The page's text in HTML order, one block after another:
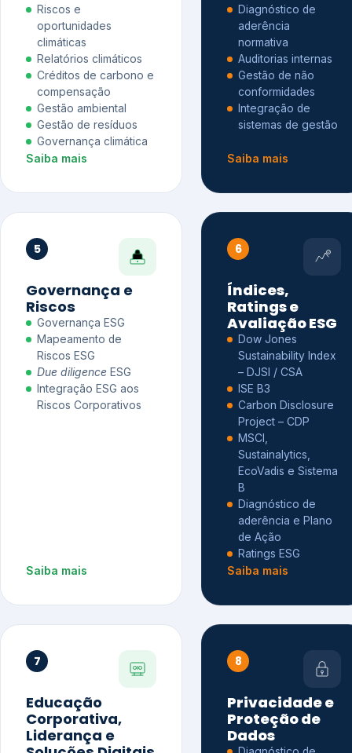
Riscos e
oportunidades
climáticas
Relatórios climáticos
Créditos de carbono e
compensação
Gestão ambiental
Gestão de resíduos
Governança climática
Saiba mais
Diagnóstico de
aderência
normativa
Auditorias internas
Gestão de não
conformidades
Integração de
sistemas de gestão
Saiba mais
5
Governança e
Riscos
Governança ESG
Mapeamento de
Riscos ESG
Due diligence ESG
Integração ESG aos
Riscos Corporativos
Saiba mais
6
Índices,
Ratings e
Avaliação ESG
Dow Jones
Sustainability Index
– DJSI / CSA
ISE B3
Carbon Disclosure
Project – CDP
MSCI,
Sustainalytics,
EcoVadis e Sistema
B
Diagnóstico de
aderência e Plano
de Ação
Ratings ESG
Saiba mais
7
Educação
Corporativa,
Liderança e
8
Privacidade e
Proteção de
Dados